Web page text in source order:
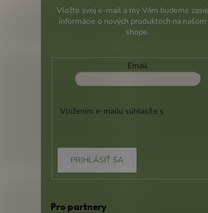
Vložte svoj e-mail a my Vám budeme
informácie o nových produktoch na
shope.
Email
Vložením e-mailu súhlasíte s
PRIHLÁSIŤ SA
Pro partnery